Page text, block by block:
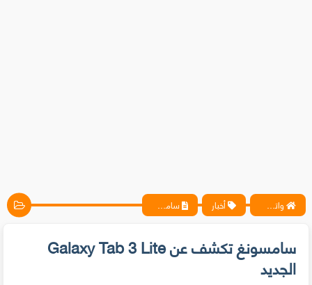
واتس آب ، فيسبوك ، أنترنت ، شروحات تقنية حصرية - المحترف أخبار سامسونغ تكشف عن Galaxy Tab 3 Lite الجديد
سامسونغ تكشف عن Galaxy Tab 3 Lite
الجديد